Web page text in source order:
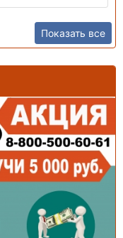
Показать все